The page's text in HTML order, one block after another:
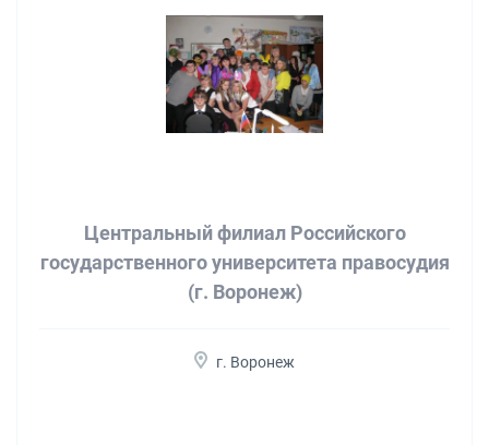
Центральный филиал Российского
государственного университета правосудия
(г. Воронеж)
г. Воронеж